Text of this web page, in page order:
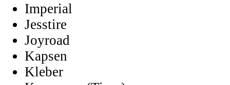
Imperial
Jesstire
Joyroad
Kapsen
Kleber